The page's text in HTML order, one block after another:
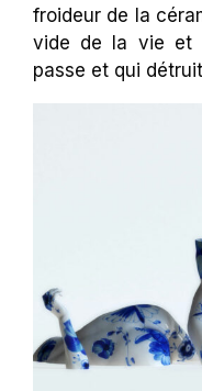
froideur de la
vide de la vie et
passe et qui